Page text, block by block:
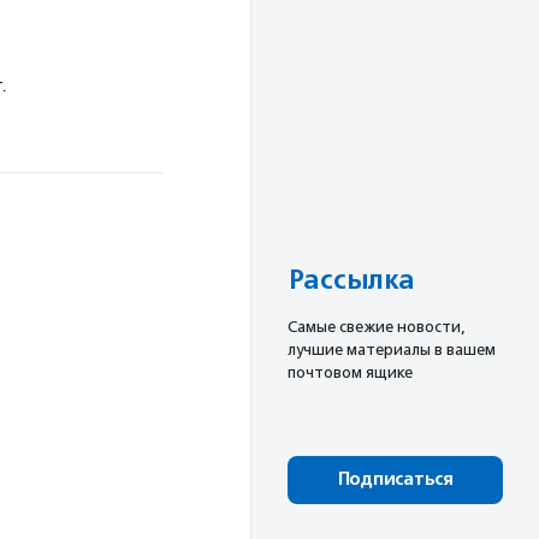
Рассылка
Cамые свежие новости,
лучшие материалы в вашем
почтовом ящике
Подписаться